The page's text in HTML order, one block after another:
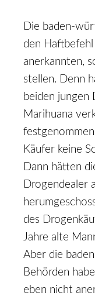
Die baden-
den
anerkannten,
stellen. Denn
beiden jungen
Marihuana
Käufer keine
Dann hätten
Drogendealer
des
Jahre alte
Aber die
Behörden
eben nicht